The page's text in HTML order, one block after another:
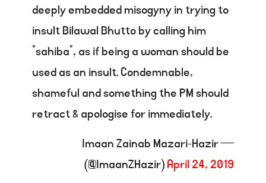
deeply embedded misogyny in trying to
insult Bilawal Bhutto by calling him
"sahiba", as if being a woman should be
used as an insult. Condemnable,
shameful and something the PM should
retract & apologise for immediately.
— Imaan Zainab Mazari-Hazir
(@ImaanZHazir)April 24, 2019